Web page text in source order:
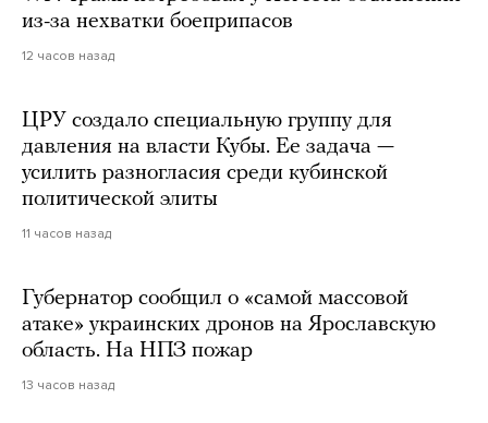
из-за нехватки боеприпасов
12 часов назад
ЦРУ создало специальную группу для
давления на власти Кубы. Ее задача —
усилить разногласия среди кубинской
политической элиты
11 часов назад
Губернатор сообщил о «самой массовой
атаке» украинских дронов на Ярославскую
область. На НПЗ пожар
13 часов назад